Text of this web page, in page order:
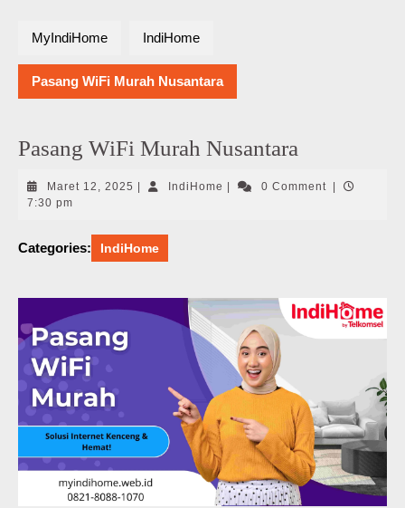
MyIndiHome IndiHome
Pasang WiFi Murah Nusantara
Pasang WiFi Murah Nusantara
Maret 12, 2025 Maret
IndiHome IndiHome0 Comment
7:30 pm
Categories: IndiHome